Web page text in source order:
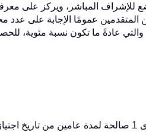
للإشراف المباشر، ويركز على
المتقدمين عمومًا الإجابة على
والتي عادةً ما تكون نسبة مئوية،